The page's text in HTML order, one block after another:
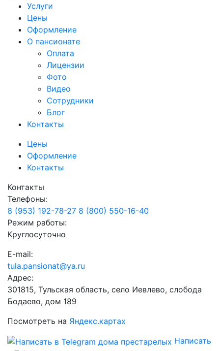
Услуги
Цены
Оформление
О пансионате
Оплата
Лицензии
Фото
Видео
Сотрудники
Блог
Контакты
Цены
Оформление
Контакты
Контакты
Телефоны:
8 (953) 192-78-27 8 (800) 550-16-40
Режим работы:
Круглосуточно
E-mail:
tula.pansionat@ya.ru
Адрес:
301815, Тульская область, село Иевлево, слобода
Бодаево, дом 189
Посмотреть на Яндекс.картах
Написать